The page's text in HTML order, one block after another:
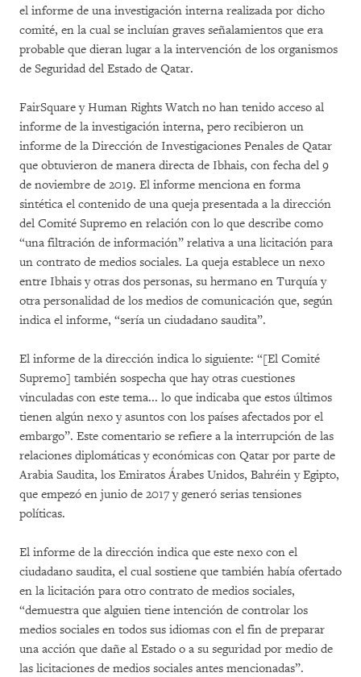
el informe de una investigación interna realizada por dicho
comité, en la cual se incluían graves señalamientos que era
probable que dieran lugar a la intervención de los organismos
de Seguridad del Estado de Qatar.
FairSquare y Human Rights Watch no han tenido acceso al
informe de la investigación interna, pero recibieron un
informe de la Dirección de Investigaciones Penales de Qatar
que obtuvieron de manera directa de Ibhais, con fecha del 9
de noviembre de 2019. El informe menciona en forma
sintética el contenido de una queja presentada a la dirección
del Comité Supremo en relación con lo que describe como
“una filtración de información” relativa a una licitación para
un contrato de medios sociales. La queja establece un nexo
entre Ibhais y otras dos personas, su hermano en Turquía y
otra personalidad de los medios de comunicación que, según
indica el informe, “sería un ciudadano saudita”.
El informe de la dirección indica lo siguiente: “[El Comité
Supremo] también sospecha que hay otras cuestiones
vinculadas con este tema... lo que indicaba que estos últimos
tienen algún nexo y asuntos con los países afectados por el
embargo”. Este comentario se refiere a la interrupción de las
relaciones diplomáticas y económicas con Qatar por parte de
Arabia Saudita, los Emiratos Árabes Unidos, Bahréin y Egipto,
que empezó en junio de 2017 y generó serias tensiones
políticas.
El informe de la dirección indica que este nexo con el
ciudadano saudita, el cual sostiene que también había ofertado
en la licitación para otro contrato de medios sociales,
“demuestra que alguien tiene intención de controlar los
medios sociales en todos sus idiomas con el fin de preparar
una acción que dañe al Estado o a su seguridad por medio de
las licitaciones de medios sociales antes mencionadas”.